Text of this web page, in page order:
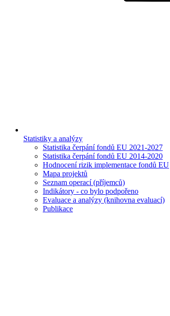
Statistiky a analýzy
Statistika čerpání fondů EU 2021-2027
Statistika čerpání fondů EU 2014-2020
Hodnocení rizik implementace fondů EU
Mapa projektů
Seznam operací (příjemců)
Indikátory - co bylo podpořeno
Evaluace a analýzy (knihovna evaluací)
Publikace